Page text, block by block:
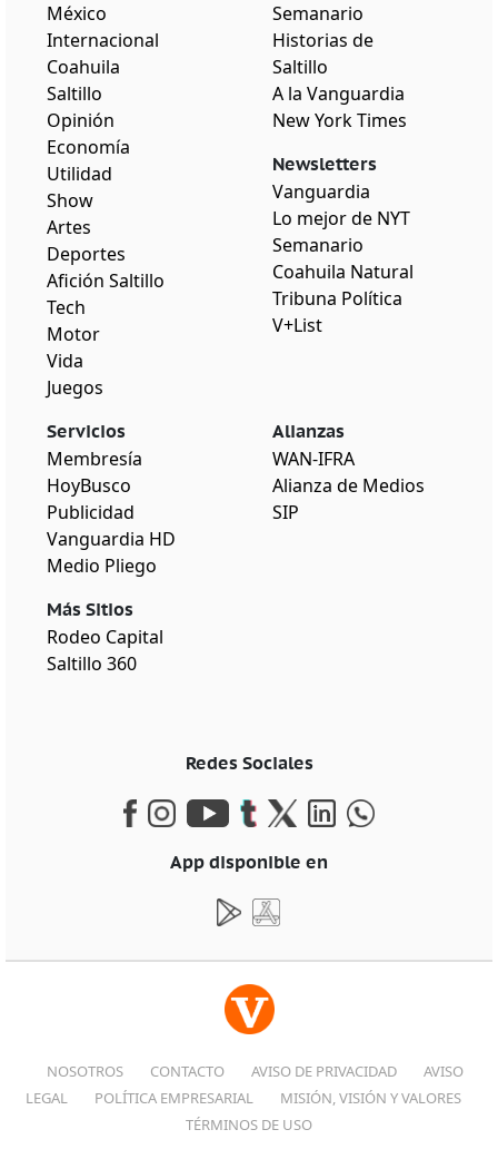
México
Internacional
Coahuila
Saltillo
Opinión
Economía
Utilidad
Show
Artes
Deportes
Afición Saltillo
Tech
Motor
Vida
Juegos
Semanario
Historias de
Saltillo
A la Vanguardia
New York Times
Newsletters
Vanguardia
Lo mejor de NYT
Semanario
Coahuila Natural
Tribuna Política
V+List
Servicios
Membresía
HoyBusco
Publicidad
Vanguardia HD
Medio Pliego
Más Sitios
Rodeo Capital
Saltillo 360
Alianzas
WAN-IFRA
Alianza de Medios
SIP
Redes Sociales
App disponible en
NOSOTROS CONTACTO AVISO DE PRIVACIDAD
AVISO
LEGAL
POLÍTICA EMPRESARIAL
MISIÓN, VISIÓN Y VALORES
TÉRMINOS DE USO